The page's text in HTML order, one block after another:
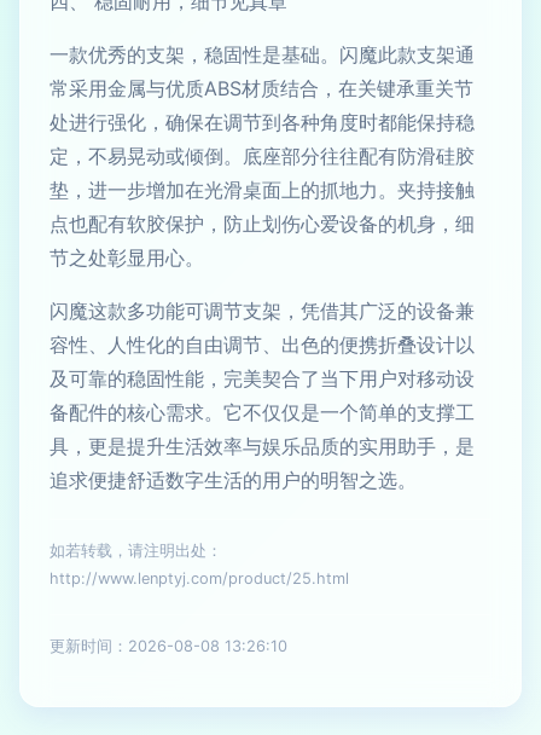
一款优秀的支架，稳固性是基础。闪魔此款支架通
常采用金属与优质ABS材质结合，在关键承重关节
处进行强化，确保在调节到各种角度时都能保持稳
定，不易晃动或倾倒。底座部分往往配有防滑硅胶
垫，进一步增加在光滑桌面上的抓地力。夹持接触
点也配有软胶保护，防止划伤心爱设备的机身，细
节之处彰显用心。
闪魔这款多功能可调节支架，凭借其广泛的设备兼
容性、人性化的自由调节、出色的便携折叠设计以
及可靠的稳固性能，完美契合了当下用户对移动设
备配件的核心需求。它不仅仅是一个简单的支撑工
具，更是提升生活效率与娱乐品质的实用助手，是
追求便捷舒适数字生活的用户的明智之选。
如若转载，请注明出处：
http://www.lenptyj.com/product/25.html
更新时间：2026-08-08 13:26:10